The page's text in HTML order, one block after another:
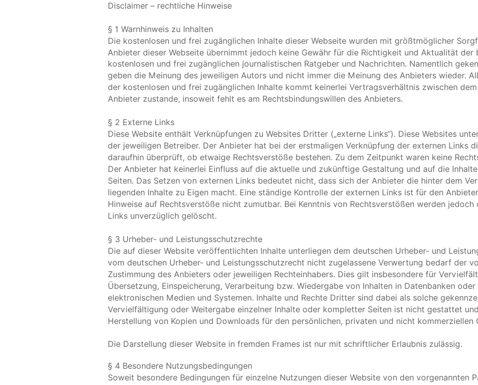
Disclaimer – rechtliche Hinweise
§ 1 Warnhinweis zu Inhalten
Die kostenlosen und frei zugänglichen Inhalte dieser Webseite wurden mit größtmöglicher
Anbieter dieser Webseite übernimmt jedoch keine Gewähr für die Richtigkeit und Aktualität der
kostenlosen und frei zugänglichen journalistischen Ratgeber und Nachrichten. Namentlich
geben die Meinung des jeweiligen Autors und nicht immer die Meinung des Anbieters wieder.
der kostenlosen und frei zugänglichen Inhalte kommt keinerlei Vertragsverhältnis zwischen
Anbieter zustande, insoweit fehlt es am Rechtsbindungswillen des Anbieters.
§ 2 Externe Links
Diese Website enthält Verknüpfungen zu Websites Dritter („externe Links“). Diese Websites
der jeweiligen Betreiber. Der Anbieter hat bei der erstmaligen Verknüpfung der externen Links
daraufhin überprüft, ob etwaige Rechtsverstöße bestehen. Zu dem Zeitpunkt waren keine
Der Anbieter hat keinerlei Einfluss auf die aktuelle und zukünftige Gestaltung und auf die
Seiten. Das Setzen von externen Links bedeutet nicht, dass sich der Anbieter die hinter dem
liegenden Inhalte zu Eigen macht. Eine ständige Kontrolle der externen Links ist für den
Hinweise auf Rechtsverstöße nicht zumutbar. Bei Kenntnis von Rechtsverstößen werden
Links unverzüglich gelöscht.
§ 3 Urheber- und Leistungsschutzrechte
Die auf dieser Website veröffentlichten Inhalte unterliegen dem deutschen Urheber- und
vom deutschen Urheber- und Leistungsschutzrecht nicht zugelassene Verwertung bedarf der
Zustimmung des Anbieters oder jeweiligen Rechteinhabers. Dies gilt insbesondere für
Übersetzung, Einspeicherung, Verarbeitung bzw. Wiedergabe von Inhalten in Datenbanken oder
elektronischen Medien und Systemen. Inhalte und Rechte Dritter sind dabei als solche
Vervielfältigung oder Weitergabe einzelner Inhalte oder kompletter Seiten ist nicht gestattet
Herstellung von Kopien und Downloads für den persönlichen, privaten und nicht kommerziellen
Die Darstellung dieser Website in fremden Frames ist nur mit schriftlicher Erlaubnis zulässig.
§ 4 Besondere Nutzungsbedingungen
Soweit besondere Bedingungen für einzelne Nutzungen dieser Website von den vorgenannten